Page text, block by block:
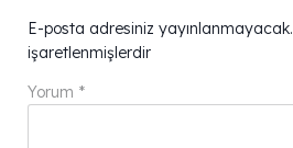
E-posta adresiniz yayınlanmayacak.
işaretlenmişlerdir
Yorum *